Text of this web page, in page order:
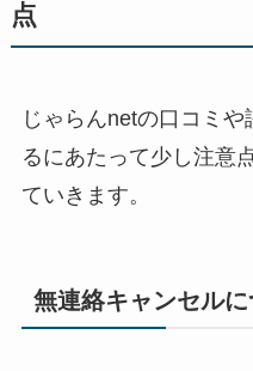
点
じゃらんnetの口コミ
るにあたって少し注意
ていきます。
無連絡キャンセル